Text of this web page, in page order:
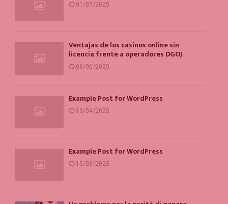
01/07/2025
Ventajas de los casinos online sin
licencia frente a operadores DGOJ
06/06/2025
Example Post for WordPress
13/04/2025
Example Post for WordPress
15/03/2025